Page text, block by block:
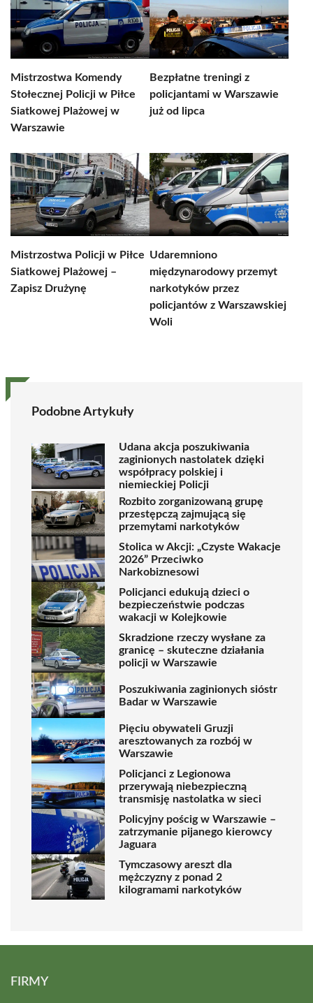
Mistrzostwa Komendy
Stołecznej Policji w Piłce
Siatkowej Plażowej w
Warszawie
Bezpłatne treningi z
policjantami w Warszawie
już od lipca
Mistrzostwa Policji w Piłce
Siatkowej Plażowej –
Zapisz Drużynę
Udaremniono
międzynarodowy przemyt
narkotyków przez
policjantów z Warszawskiej
Woli
Podobne Artykuły
Udana akcja poszukiwania
zaginionych nastolatek dzięki
współpracy polskiej i
niemieckiej Policji
Rozbito zorganizowaną grupę
przestępczą zajmującą się
przemytami narkotyków
Stolica w Akcji: „Czyste Wakacje
2026” Przeciwko
Narkobiznesowi
Policjanci edukują dzieci o
bezpieczeństwie podczas
wakacji w Kolejkowie
Skradzione rzeczy wysłane za
granicę – skuteczne działania
policji w Warszawie
Poszukiwania zaginionych sióstr
Badar w Warszawie
Pięciu obywateli Gruzji
aresztowanych za rozbój w
Warszawie
Policjanci z Legionowa
przerywają niebezpieczną
transmisję nastolatka w sieci
Policyjny pościg w Warszawie –
zatrzymanie pijanego kierowcy
Jaguara
Tymczasowy areszt dla
mężczyzny z ponad 2
kilogramami narkotyków
FIRMY